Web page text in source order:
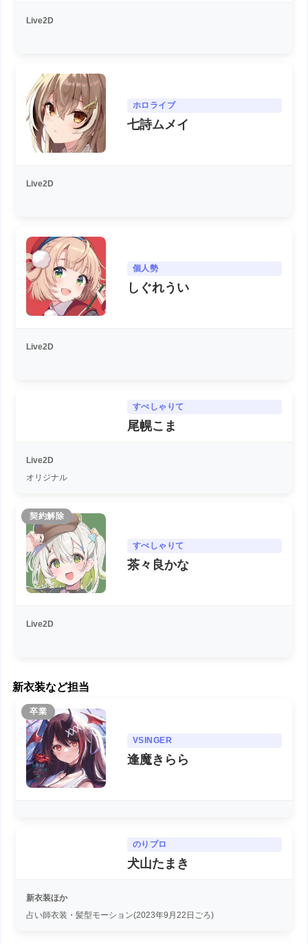
Live2D
ホロライブ
七詩ムメイ
Live2D
個人勢
しぐれうい
Live2D
すぺしゃりて
尾幌こま
Live2D
オリジナル
契約解除
すぺしゃりて
茶々良かな
Live2D
新衣装など担当
卒業
VSINGER
逢魔きらら
のりプロ
犬山たまき
新衣装ほか
占い師衣装・髪型モーション(2023年9月22日ごろ)